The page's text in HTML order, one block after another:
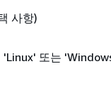
사항)
'Linux' 또는